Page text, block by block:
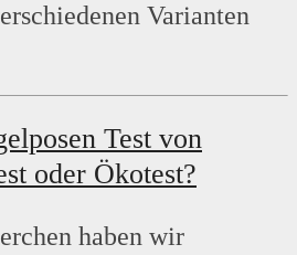
Varianten
Test von
oder Ökotest?
haben wir